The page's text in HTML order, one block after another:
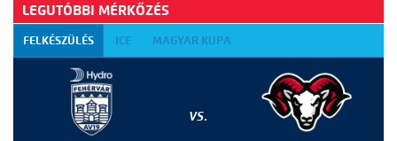
LEGUTÓBBI MÉRKŐZÉS
FELKÉSZÜLÉS ICE MAGYAR KUPA
VS.